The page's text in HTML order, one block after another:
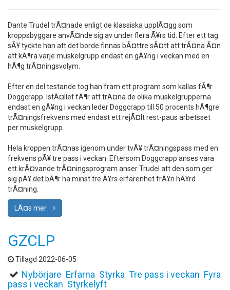
Dante Trudel trÃ¤nade enligt de klassiska upplÃ¤gg som
kroppsbyggare anvÃ¤nde sig av under flera Ã¥rs tid. Efter ett tag
sÃ¥ tyckte han att det borde finnas bÃ¤ttre sÃ¤tt att trÃ¤na Ã¤n
att kÃ¶ra varje muskelgrupp endast en gÃ¥ng i veckan med en
hÃ¶g trÃ¤ningsvolym.
Efter en del testande tog han fram ett program som kallas fÃ¶r
Doggcrapp. IstÃ¤llet fÃ¶r att trÃ¤na de olika muskelgrupperna
endast en gÃ¥ng i veckan leder Doggcrapp till 50 procents hÃ¶gre
trÃ¤ningsfrekvens med endast ett rejÃ¤lt rest-paus arbetsset
per muskelgrupp.
Hela kroppen trÃ¤nas igenom under tvÃ¥ trÃ¤ningspass med en
frekvens pÃ¥ tre pass i veckan. Eftersom Doggcrapp anses vara
ett krÃ¤vande trÃ¤ningsprogram anser Trudel att den som ger
sig pÃ¥ det bÃ¶r ha minst tre Ã¥rs erfarenhet frÃ¥n hÃ¥rd
trÃ¤ning.
LÃ¤s mer
GZCLP
Tillagd 2022-06-05
Nybörjare Erfarna Styrka Tre pass i veckan Fyra
pass i veckan Styrkelyft